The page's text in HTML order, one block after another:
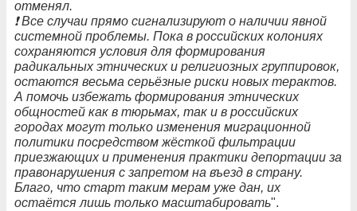
отменял.
❗️ Все случаи прямо сигнализируют о наличии явной
системной проблемы. Пока в российских колониях
сохраняются условия для формирования
радикальных этнических и религиозных группировок,
остаются весьма серьёзные риски новых терактов.
А помочь избежать формирования этнических
общностей как в тюрьмах, так и в российских
городах могут только изменения миграционной
политики посредством жёсткой фильтрации
приезжающих и применения практики депортации за
правонарушения с запретом на въезд в страну.
Благо, что старт таким мерам уже дан, их
остаётся лишь только масштабировать".